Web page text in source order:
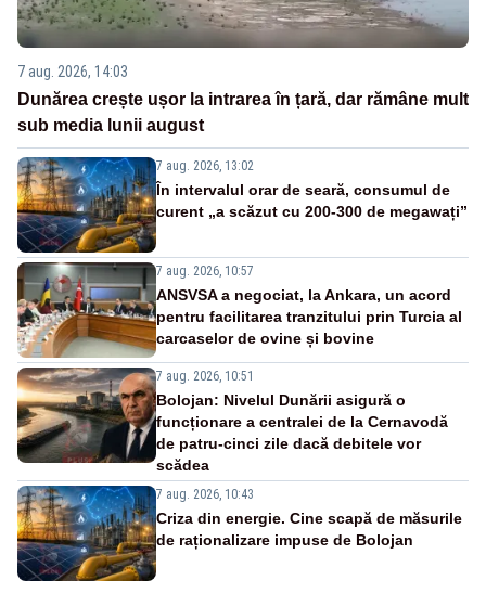
7 aug. 2026, 14:03
Dunărea crește ușor la intrarea în țară, dar rămâne mult
sub media lunii august
7 aug. 2026, 13:02
În intervalul orar de seară, consumul de
curent „a scăzut cu 200-300 de megawați”
7 aug. 2026, 10:57
ANSVSA a negociat, la Ankara, un acord
pentru facilitarea tranzitului prin Turcia al
carcaselor de ovine și bovine
7 aug. 2026, 10:51
Bolojan: Nivelul Dunării asigură o
funcționare a centralei de la Cernavodă
de patru-cinci zile dacă debitele vor
scădea
7 aug. 2026, 10:43
Criza din energie. Cine scapă de măsurile
de raționalizare impuse de Bolojan